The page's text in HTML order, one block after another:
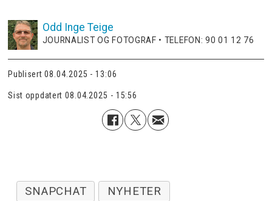
Odd Inge Teige
JOURNALIST OG FOTOGRAF • TELEFON: 90 01 12 76
Publisert 08.04.2025 - 13:06
Sist oppdatert 08.04.2025 - 15:56
SNAPCHAT
NYHETER